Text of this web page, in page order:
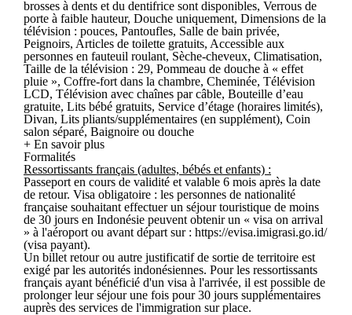
brosses à dents et du dentifrice sont disponibles, Verrous de
porte à faible hauteur, Douche uniquement, Dimensions de la
télévision : pouces, Pantoufles, Salle de bain privée,
Peignoirs, Articles de toilette gratuits, Accessible aux
personnes en fauteuil roulant, Sèche-cheveux, Climatisation,
Taille de la télévision : 29, Pommeau de douche à « effet
pluie », Coffre-fort dans la chambre, Cheminée, Télévision
LCD, Télévision avec chaînes par câble, Bouteille d’eau
gratuite, Lits bébé gratuits, Service d’étage (horaires limités),
Divan, Lits pliants/supplémentaires (en supplément), Coin
salon séparé, Baignoire ou douche
+ En savoir plus
Formalités
Ressortissants français (adultes, bébés et enfants) :
Passeport en cours de validité et valable 6 mois après la date
de retour. Visa obligatoire : les personnes de nationalité
française souhaitant effectuer un séjour touristique de moins
de 30 jours en Indonésie peuvent obtenir un « visa on arrival
» à l'aéroport ou avant départ sur : https://evisa.imigrasi.go.id/
(visa payant).
Un billet retour ou autre justificatif de sortie de territoire est
exigé par les autorités indonésiennes. Pour les ressortissants
français ayant bénéficié d'un visa à l'arrivée, il est possible de
prolonger leur séjour une fois pour 30 jours supplémentaires
auprès des services de l'immigration sur place.